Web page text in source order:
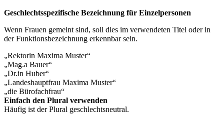
Geschlechtsspezifische Bezeichnung für Einzelpersonen
Wenn Frauen gemeint sind, soll dies im verwendeten Titel oder in
der Funktionsbezeichnung erkennbar sein.
„Rektorin Maxima Muster“
„Mag.a Bauer“
„Dr.in Huber“
„Landeshauptfrau Maxima Muster“
„die Bürofachfrau“
Einfach den Plural verwenden
Häufig ist der Plural geschlechtsneutral.